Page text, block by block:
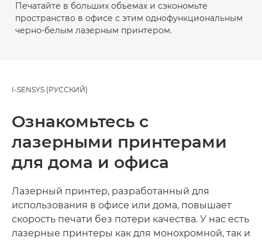
Печатайте в больших объемах и сэкономьте
пространство в офисе с этим однофункциональным
черно-белым лазерным принтером.
I-SENSYS (РУССКИЙ)
Ознакомьтесь с
лазерными принтерами
для дома и офиса
Лазерный принтер, разработанный для
использования в офисе или дома, повышает
скорость печати без потери качества. У нас есть
лазерные принтеры как для монохромной, так и